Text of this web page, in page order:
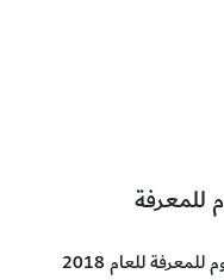
مع تتويج مؤسسة محمد بن راشد آل مكتوم للمعرفة للعام 2018